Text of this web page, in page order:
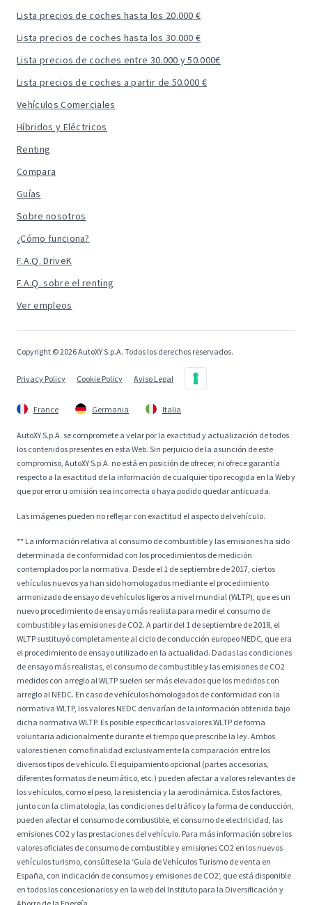
Lista precios de coches hasta los 20.000 €
Lista precios de coches hasta los 30.000 €
Lista precios de coches entre 30.000 y 50.000€
Lista precios de coches a partir de 50.000 €
Vehículos Comerciales
Híbridos y Eléctricos
Renting
Compara
Guías
Sobre nosotros
¿Cómo funciona?
F.A.Q. DriveK
F.A.Q. sobre el renting
Ver empleos
Copyright © 2026 AutoXY S.p.A. Todos los derechos reservados.
Privacy Policy Cookie Policy Aviso Legal
France Germania Italia
AutoXY S.p.A. se compromete a velar por la exactitud y actualización de todos
los contenidos presentes en esta Web. Sin perjuicio de la asunción de este
compromiso, AutoXY S.p.A. no está en posición de ofrecer, ni ofrece garantía
respecto a la exactitud de la información de cualquier tipo recogida en la Web y
que por error u omisión sea incorrecta o haya podido quedar anticuada.
Las imágenes pueden no reflejar con exactitud el aspecto del vehículo.
** La información relativa al consumo de combustible y las emisiones ha sido
determinada de conformidad con los procedimientos de medición
contemplados por la normativa. Desde el 1 de septiembre de 2017, ciertos
vehículos nuevos ya han sido homologados mediante el procedimiento
armonizado de ensayo de vehículos ligeros a nivel mundial (WLTP), que es un
nuevo procedimiento de ensayo más realista para medir el consumo de
combustible y las emisiones de CO2. A partir del 1 de septiembre de 2018, el
WLTP sustituyó completamente al ciclo de conducción europeo NEDC, que era
el procedimiento de ensayo utilizado en la actualidad. Dadas las condiciones
de ensayo más realistas, el consumo de combustible y las emisiones de CO2
medidos con arreglo al WLTP suelen ser más elevados que los medidos con
arreglo al NEDC. En caso de vehículos homologados de conformidad con la
normativa WLTP, los valores NEDC derivarían de la información obtenida bajo
dicha normativa WLTP. Es posible especificar los valores WLTP de forma
voluntaria adicionalmente durante el tiempo que prescribe la ley. Ambos
valores tienen como finalidad exclusivamente la comparación entre los
diversos tipos de vehículo. El equipamiento opcional (partes accesorias,
diferentes formatos de neumático, etc.) pueden afectar a valores relevantes de
los vehículos, como el peso, la resistencia y la aerodinámica. Estos factores,
junto con la climatología, las condiciones del tráfico y la forma de conducción,
pueden afectar el consumo de combustible, el consumo de electricidad, las
emisiones CO2 y las prestaciones del vehículo. Para más información sobre los
valores oficiales de consumo de combustible y emisiones CO2 en los nuevos
vehículos turismo, consúltese la ‘Guía de Vehículos Turismo de venta en
España, con indicación de consumos y emisiones de CO2’, que está disponible
en todos los concesionarios y en la web del Instituto para la Diversificación y